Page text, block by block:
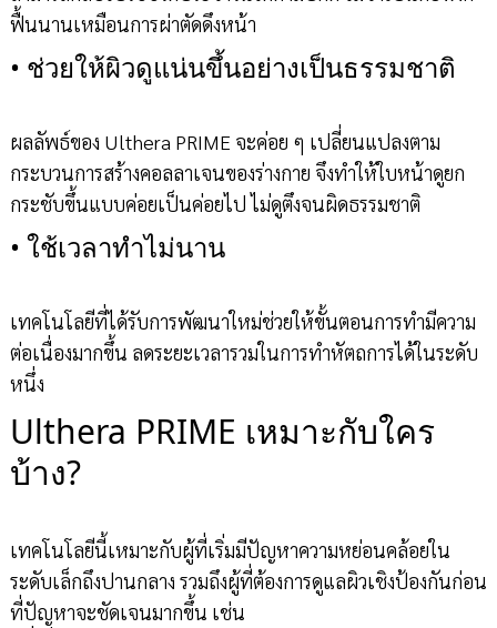
ฟื้นนานเหมือนการผ่าตัดดึงหน้า
• ช่วยให้ผิวดูแน่นขึ้นอย่างเป็นธรรมชาติ
ผลลัพธ์ของ Ulthera PRIME จะค่อย ๆ เปลี่ยนแปลงตาม
กระบวนการสร้างคอลลาเจนของร่างกาย จึงทำให้ใบหน้าดูยก
กระชับขึ้นแบบค่อยเป็นค่อยไป ไม่ดูตึงจนผิดธรรมชาติ
• ใช้เวลาทำไม่นาน
เทคโนโลยีที่ได้รับการพัฒนาใหม่ช่วยให้ขั้นตอนการทำมีความ
ต่อเนื่องมากขึ้น ลดระยะเวลารวมในการทำหัตถการได้ในระดับ
หนึ่ง
Ulthera PRIME เหมาะกับใคร
บ้าง?
เทคโนโลยีนี้เหมาะกับผู้ที่เริ่มมีปัญหาความหย่อนคล้อยใน
ระดับเล็กถึงปานกลาง รวมถึงผู้ที่ต้องการดูแลผิวเชิงป้องกันก่อน
ที่ปัญหาจะชัดเจนมากขึ้น เช่น